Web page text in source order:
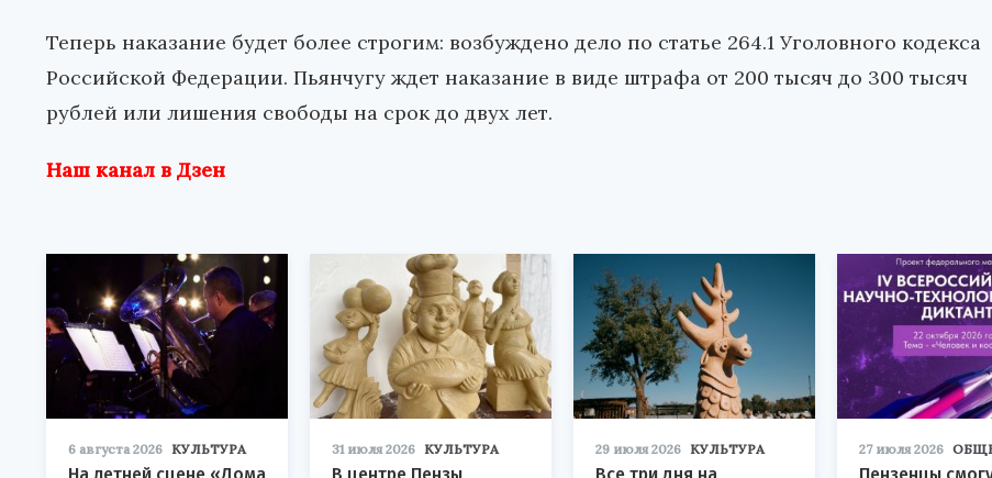
Теперь наказание будет более строгим: возбуждено дело по статье 264.1 Уголовного кодекса
Российской Федерации. Пьянчугу ждет наказание в виде штрафа от 200 тысяч до 300 тысяч
рублей или лишения свободы на срок до двух лет.
Наш канал в Дзен
6 августа 2026 КУЛЬТУРА 31 июля 2026 КУЛЬТУРА 29 июля 2026 КУЛЬТУРА 27 июля 2026